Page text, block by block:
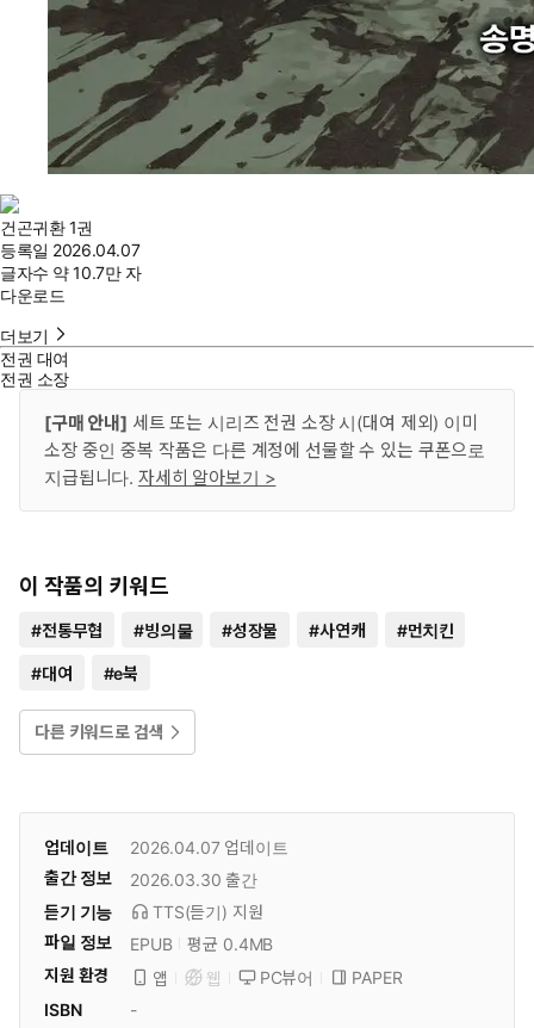
건곤귀환 1권
등록일 2026.04.07
글자수 약 10.7만 자
다운로드
더보기
전권 대여
전권 소장
[구매 안내] 세트 또는 시리즈 전권 소장 시(대여 제외) 이미
소장 중인 중복 작품은 다른 계정에 선물할 수 있는 쿠폰으로
지급됩니다. 자세히 알아보기 >
이 작품의 키워드
#전통무협 #빙의물 #성장물 #사연캐 #먼치킨
#대여 #e북
다른 키워드로 검색
업데이트 2026.04.07업데이트
출간 정보
2026.03.30 출간
듣기 기능
TTS(듣기) 지원
파일 정보
EPUB
평균 0.4MB
지원 환경
앱 웹 PC뷰어
PAPER
ISBN
-